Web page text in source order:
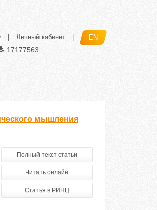
Личный кабинет EN
17177563
мышления
Полный текст статьи
Читать онлайн
Статья в РИНЦ